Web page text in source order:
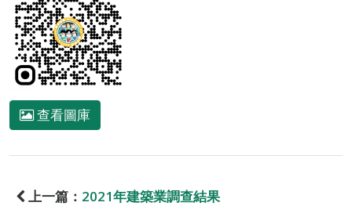
查看圖庫
上一篇： 2021年建築業調查結果